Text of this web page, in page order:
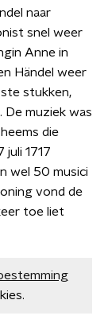
naar
snel weer
Anne in
Händel weer
stukken,
De muziek was
die
juli 1717
wel 50 musici
vond de
toe liet